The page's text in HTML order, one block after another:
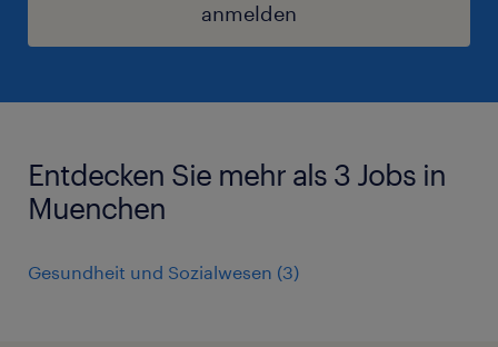
anmelden
Entdecken Sie mehr als 3 Jobs in
Muenchen
Gesundheit und Sozialwesen (3)